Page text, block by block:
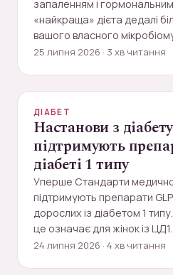
запаленням і
«найкраща» дієта дедалі
вашого власного
25 липня 2026 · 3 хв читання
ДІАБЕТ
Настанови з
підтримують
діабеті 1 типу
Уперше Стандарти
підтримують препарати
дорослих із діабетом 1
це означає для жінок із ЦД1.
24 липня 2026 · 4 хв читання